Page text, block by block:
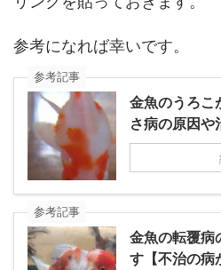
参考になれば幸いです。
参考記事
金魚のうろこ
さ病の原因や
参考記事
金魚の転覆病
す【不治の病